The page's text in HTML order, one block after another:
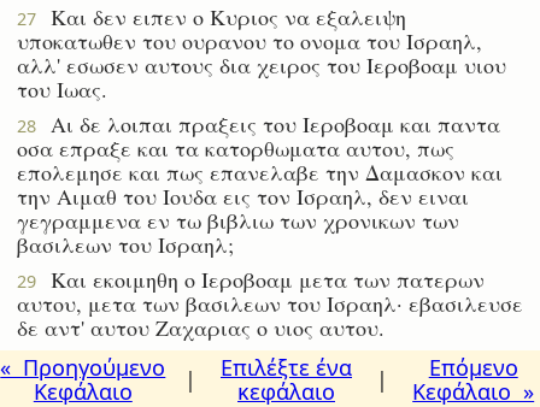
27
Και δεν ειπεν ο Κυριος να εξαλειψη
υποκατωθεν του ουρανου το ονομα του Ισραηλ,
αλλ' εσωσεν αυτους δια χειρος του Ιεροβοαμ υιου
του Ιωας.
28
Αι δε λοιπαι πραξεις του Ιεροβοαμ και παντα
οσα επραξε και τα κατορθωματα αυτου, πως
επολεμησε και πως επανελαβε την Δαμασκον και
την Αιμαθ του Ιουδα εις τον Ισραηλ, δεν ειναι
γεγραμμενα εν τω βιβλιω των χρονικων των
βασιλεων του Ισραηλ;
29
Και εκοιμηθη ο Ιεροβοαμ μετα των πατερων
αυτου, μετα των βασιλεων του Ισραηλ· εβασιλευσε
δε αντ' αυτου Ζαχαριας ο υιος αυτου.
« Προηγούμενο
Κεφάλαιο
|
Επιλέξτε ένα
κεφάλαιο
|
Επόμενο
Κεφάλαιο »